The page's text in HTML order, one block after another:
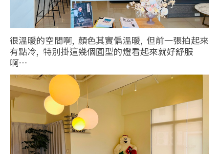
很溫暖的空間啊, 顏色其實偏溫暖, 但前一張拍起來
有點冷, 特別掛這幾個圓型的燈看起來就好舒服
啊…